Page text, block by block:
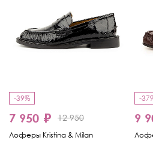
-39%
7 950 ₽ 12 950
Лоферы Kristina & Milan
-
9